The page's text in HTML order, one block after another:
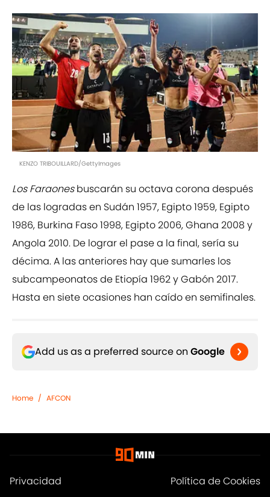
KENZO TRIBOUILLARD/GettyImages
Los Faraonesbuscarán su octava corona después
de las logradas en Sudán 1957, Egipto 1959, Egipto
1986, Burkina Faso 1998, Egipto 2006, Ghana 2008 y
Angola 2010. De lograr el pase a la final, sería su
décima. A las anteriores hay que sumarles los
subcampeonatos de Etiopía 1962 y Gabón 2017.
Hasta en siete ocasiones han caído en semifinales.
Add us as a preferred source on Google
Home / AFCON
Privacidad
Política de Cookies